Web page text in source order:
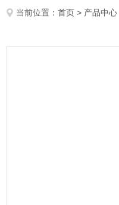
当前位置：首页 > 产品中心